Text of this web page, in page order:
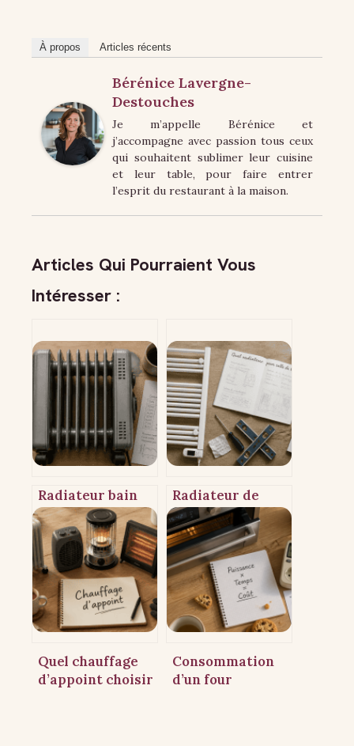
À propos Articles récents
Bérénice Lavergne-
Destouches
Je m’appelle Bérénice et
j’accompagne avec passion tous ceux
qui souhaitent sublimer leur cuisine
et leur table, pour faire entrer
l’esprit du restaurant à la maison.
Articles Qui Pourraient Vous
Intéresser :
Radiateur bain
d’huile : pourquoi
une erreur de
puissance fait
exploser votre
facture
Radiateur de
salle de bain : 60
cm de distance,
norme IPX4 et
puissance
adaptée
Quel chauffage
d’appoint choisir
Consommation
d’un four